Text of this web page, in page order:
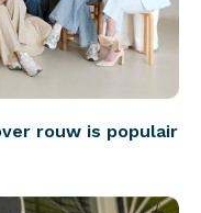
rouw is populair